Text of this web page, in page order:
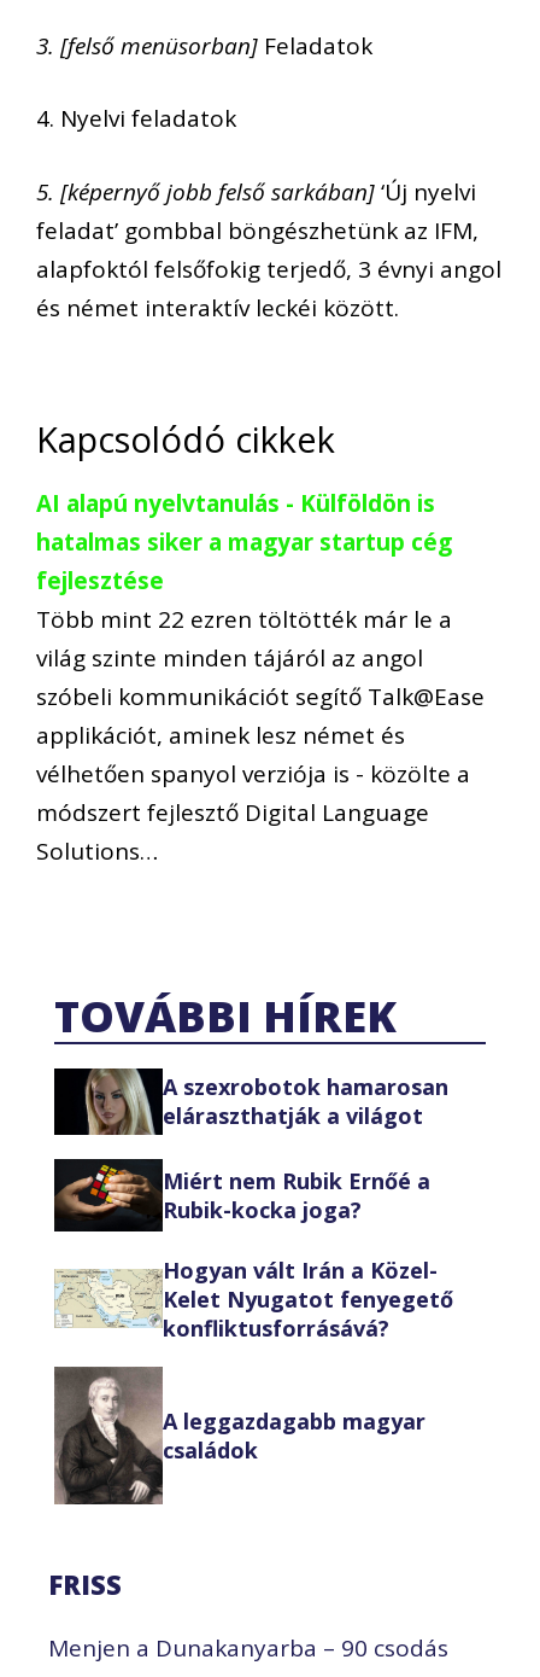
3. [felső menüsorban] Feladatok
4. Nyelvi feladatok
5. [képernyő jobb felső sarkában]‘Új nyelvi
feladat’ gombbal böngészhetünk az IFM,
alapfoktól felsőfokig terjedő, 3 évnyi angol
és német interaktív leckéi között.
Kapcsolódó cikkek
AI alapú nyelvtanulás - Külföldön is
hatalmas siker a magyar startup cég
fejlesztése
Több mint 22 ezren töltötték már le a
világ szinte minden tájáról az angol
szóbeli kommunikációt segítő Talk@Ease
applikációt, aminek lesz német és
vélhetően spanyol verziója is - közölte a
módszert fejlesztő Digital Language
Solutions…
TOVÁBBI HÍREK
A szexrobotok hamarosan
eláraszthatják a világot
Miért nem Rubik Ernőé a
Rubik-kocka joga?
Hogyan vált Irán a Közel-
Kelet Nyugatot fenyegető
konfliktusforrásává?
A leggazdagabb magyar
családok
FRISS
Menjen a Dunakanyarba – 90 csodás